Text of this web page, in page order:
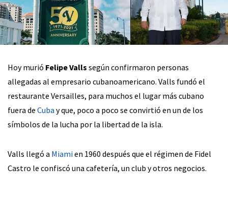
Hoy murió Felipe Valls según confirmaron personas
allegadas al empresario cubanoamericano. Valls fundó el
restaurante Versailles, para muchos el lugar más cubano
fuera de Cuba y que, poco a poco se convirtió en un de los
símbolos de la lucha por la libertad de la isla.
Valls llegó a Miamien 1960 después que el régimen de Fidel
Castro le confiscó una cafetería, un club y otros negocios.